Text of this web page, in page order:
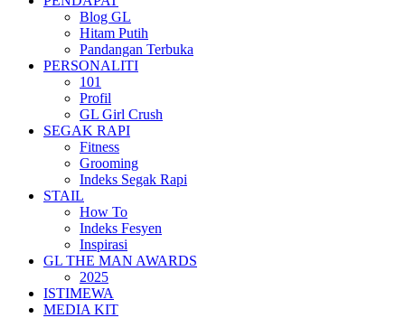
Blog GL
Hitam Putih
Pandangan Terbuka
PERSONALITI
101
Profil
GL Girl Crush
SEGAK RAPI
Fitness
Grooming
Indeks Segak Rapi
STAIL
How To
Indeks Fesyen
Inspirasi
GL THE MAN AWARDS
2025
ISTIMEWA
MEDIA KIT